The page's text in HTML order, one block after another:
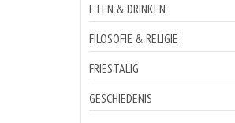
ETEN & DRINKEN
FILOSOFIE & RELIGIE
FRIESTALIG
GESCHIEDENIS